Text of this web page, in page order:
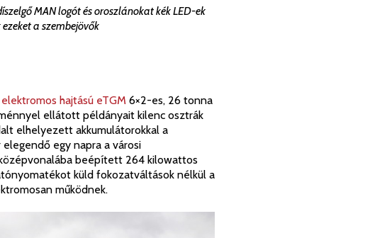
MAN logót és oroszlánokat kék LED-ek
a szembejövők
hajtású eTGM 6×2-es, 26 tonna
ellátott példányait kilenc osztrák
elhelyezett akkumulátorokkal a
egy napra a városi
beépített 264 kilowattos
küld fokozatváltások nélkül a
működnek.